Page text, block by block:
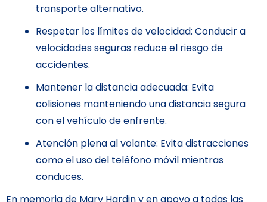
transporte alternativo.
Respetar los límites de velocidad: Conducir a
velocidades seguras reduce el riesgo de
accidentes.
Mantener la distancia adecuada: Evita
colisiones manteniendo una distancia segura
con el vehículo de enfrente.
Atención plena al volante: Evita distracciones
como el uso del teléfono móvil mientras
conduces.
En memoria de Mary Hardin y en apoyo a todas las